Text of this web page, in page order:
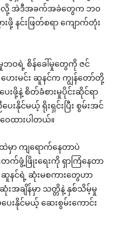
ယ်လို့ အဲဒီအခက်အခဲတွေက ဘဝ
နင်းဖြတ်စရာ ကျောက်တုံး
ဝရဲ့ စိန်ခေါ်မှုတွေကို ဇင်
ဟေးမင်း ဆူနင်က ကျွန်တော်တို့
းဖို့နဲ့ စိတ်ခံစားမှုပိုင်းဆိုင်ရာ
းနိုင်မယ့် ရိုးရှင်းပြီး စွမ်းအင်
ေထားပါတယ်။
ာ ကျရောက်နေတာပဲ
က်ဖွံ့ဖြိုးရေးကို ရှာကြံနေတာ
ဆူနင်ရဲ့ ဆုံးမစကားတွေဟာ
ချိန်မှာ သတ္တိနဲ့ နှစ်သိမ့်မှု
းနိုင်မယ့် ဆေးစွမ်းကောင်း